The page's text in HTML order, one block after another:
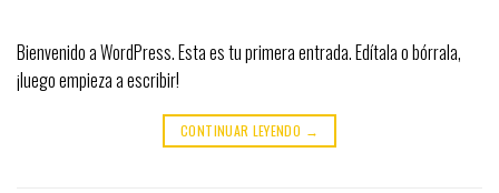
Bienvenido a WordPress. Esta es tu primera entrada. Edítala o bórrala,
¡luego empieza a escribir!
CONTINUAR LEYENDO →